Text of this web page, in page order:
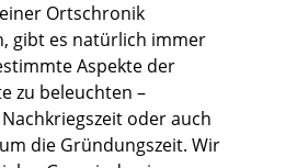
Ortschronik
gibt es natürlich immer
Aspekte der
zu beleuchten –
oder auch
die Gründungszeit. Wir